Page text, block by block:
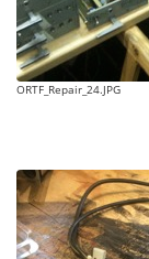
ORTF_Repair_24.JPG